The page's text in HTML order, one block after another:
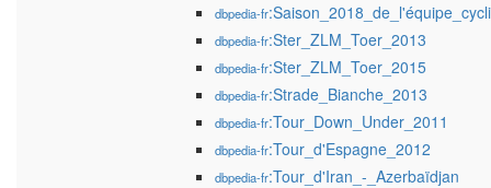
dbpedia-fr
dbpedia-fr:Ster_ZLM_Toer_2013
dbpedia-fr:Ster_ZLM_Toer_2015
dbpedia-fr:Strade_Bianche_2013
dbpedia-fr:Tour_Down_Under_2011
dbpedia-fr:Tour_d'Espagne_2012
dbpedia-fr:Tour_d'Iran_-_Azerbaïdjan